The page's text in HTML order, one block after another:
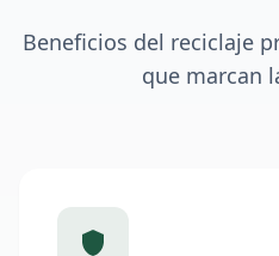
Beneficios del reciclaje
que marcan